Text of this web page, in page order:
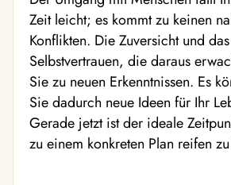
Zeit leicht; es kommt zu keinen
Konflikten. Die Zuversicht und das
Selbstvertrauen, die daraus
Sie zu neuen Erkenntnissen. Es
Sie dadurch neue Ideen für Ihr
Gerade jetzt ist der ideale
zu einem konkreten Plan reifen